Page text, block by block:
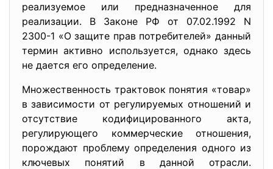
реализуемое или предназначенное для
реализации. В Законе РФ от 07.02.1992 N
2300-1 «О защите прав потребителей» данный
термин активно используется, однако здесь
не дается его определение.
Множественность трактовок понятия «товар»
в зависимости от регулируемых отношений и
отсутствие кодифицированного акта,
регулирующего коммерческие отношения,
порождают проблему определения одного из
ключевых понятий в данной отрасли.